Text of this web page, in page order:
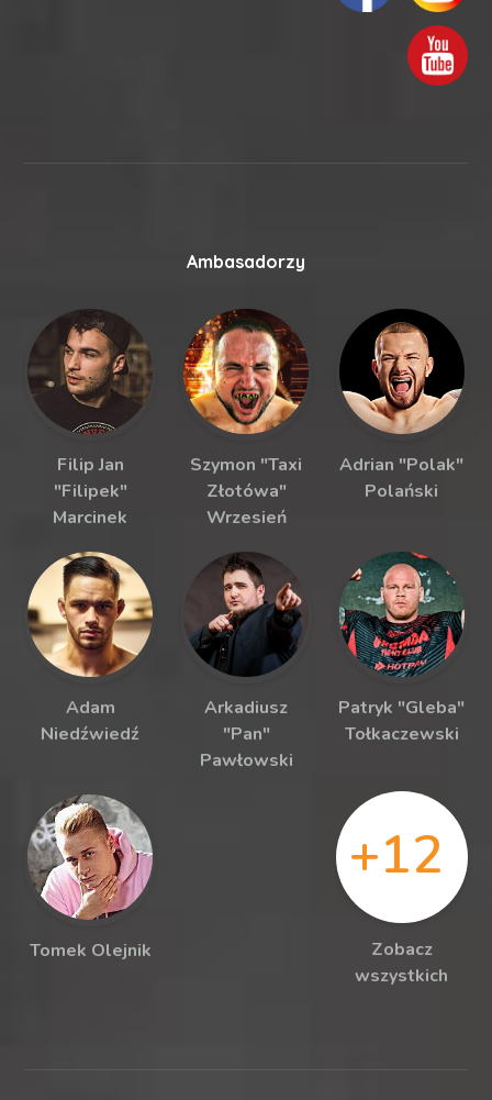
Ambasadorzy
Filip Jan
"Filipek"
Marcinek
Szymon "Taxi
Złotówa"
Wrzesień
Adrian "Polak"
Polański
Adam
Niedźwiedź
Arkadiusz
"Pan"
Pawłowski
Patryk "Gleba"
Tołkaczewski
Tomek Olejnik
+12
Zobacz
wszystkich